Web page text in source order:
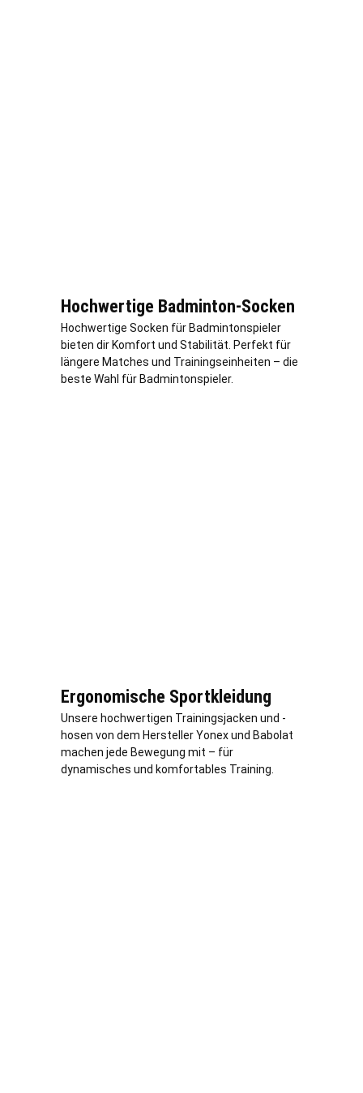
Hochwertige Badminton-Socken
Hochwertige Socken für Badmintonspieler
bieten dir Komfort und Stabilität. Perfekt für
längere Matches und Trainingseinheiten – die
beste Wahl für Badmintonspieler.
Ergonomische Sportkleidung
Unsere hochwertigen Trainingsjacken und -
hosen von dem Hersteller Yonex und Babolat
machen jede Bewegung mit – für
dynamisches und komfortables Training.